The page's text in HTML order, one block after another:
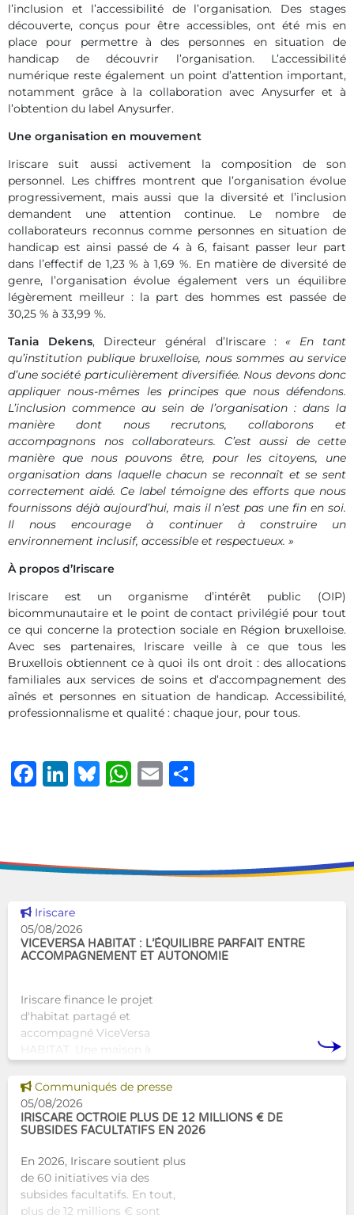
l’inclusion et l’accessibilité de l’organisation. Des stages
découverte, conçus pour être accessibles, ont été mis en
place pour permettre à des personnes en situation de
handicap de découvrir l’organisation. L’accessibilité
numérique reste également un point d’attention important,
notamment grâce à la collaboration avec Anysurfer et à
l’obtention du label Anysurfer.
Une organisation en mouvement
Iriscare suit aussi activement la composition de son
personnel. Les chiffres montrent que l’organisation évolue
progressivement, mais aussi que la diversité et l’inclusion
demandent une attention continue. Le nombre de
collaborateurs reconnus comme personnes en situation de
handicap est ainsi passé de 4 à 6, faisant passer leur part
dans l’effectif de 1,23 % à 1,69 %. En matière de diversité de
genre, l’organisation évolue également vers un équilibre
légèrement meilleur : la part des hommes est passée de
30,25 % à 33,99 %.
Tania Dekens, Directeur général d’Iriscare : « En tant
qu’institution publique bruxelloise, nous sommes au service
d’une société particulièrement diversifiée. Nous devons donc
appliquer nous-mêmes les principes que nous défendons.
L’inclusion commence au sein de l’organisation : dans la
manière dont nous recrutons, collaborons et
accompagnons nos collaborateurs. C’est aussi de cette
manière que nous pouvons être, pour les citoyens, une
organisation dans laquelle chacun se reconnaît et se sent
correctement aidé. Ce label témoigne des efforts que nous
fournissons déjà aujourd’hui, mais il n’est pas une fin en soi.
Il nous encourage à continuer à construire un
environnement inclusif, accessible et respectueux. »
À propos d’Iriscare
Iriscare est un organisme d’intérêt public (OIP)
bicommunautaire et le point de contact privilégié pour tout
ce qui concerne la protection sociale en Région bruxelloise.
Avec ses partenaires, Iriscare veille à ce que tous les
Bruxellois obtiennent ce à quoi ils ont droit : des allocations
familiales aux services de soins et d’accompagnement des
aînés et personnes en situation de handicap. Accessibilité,
professionnalisme et qualité : chaque jour, pour tous.
Facebook
LinkedIn
Bluesky
WhatsApp
Email
Voir cette news
Iriscare
05/08/2026
VICEVERSA HABITAT : L’ÉQUILIBRE PARFAIT ENTRE
ACCOMPAGNEMENT ET AUTONOMIE
Iriscare finance le projet
d'habitat partagé et
accompagné ViceVersa
HABITAT. Une maison à
alternative innovante et
humaine aux structures
d’hébergement traditionnel
Voir cette news
Communiqués de presse
05/08/2026
IRISCARE OCTROIE PLUS DE 12 MILLIONS € DE
SUBSIDES FACULTATIFS EN 2026
En 2026, Iriscare soutient plus
de 60 initiatives via des
subsides facultatifs. En tout,
plus de 12 millions € sont